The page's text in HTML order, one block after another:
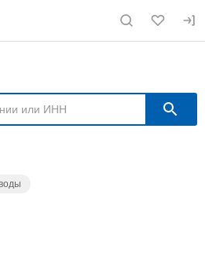
по сайту meatinfo.ru